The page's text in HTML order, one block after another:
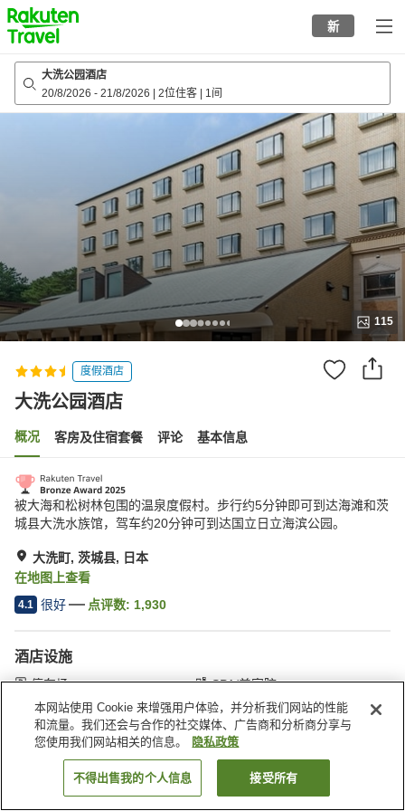
to
top
page
新
大洗公园酒店
20/8/2026 - 21/8/2026 2位住客 1间
115
度假酒店
大洗公园酒店
概况 客房及住宿套餐 评论 基本信息
被大海和松树林包围的温泉度假村。步行约5分钟即可到达海滩和茨
城县大洗水族馆，驾车约20分钟可到达国立日立海滨公园。
大洗町, 茨城县, 日本
在地图上查看
4.1 很好 点评数: 1,930
酒店设施
停车场
SPA/美容院
餐厅
自动售货机
首页 日本 茨城县 大洗町 大洗公园酒店
搜索客房
本网站使用 Cookie 来增强用户体验，并分析我们网站的性能
和流量。我们还会与合作的社交媒体、广告商和分析商分享与
您使用我们网站相关的信息。
隐私政策
不得出售我的个人信息 接受所有